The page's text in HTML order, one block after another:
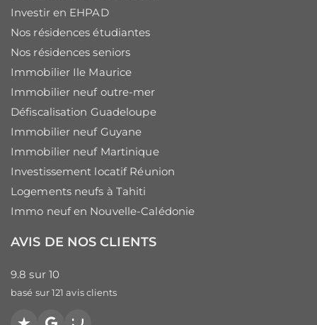
Investir en EHPAD
Nos résidences étudiantes
Nos résidences seniors
Immobilier Ile Maurice
Immobilier neuf outre-mer
Défiscalisation Guadeloupe
Immobilier neuf Guyane
Immobilier neuf Martinique
Investissement locatif Réunion
Logements neufs à Tahiti
Immo neuf en Nouvelle-Calédonie
AVIS DE NOS CLIENTS
9.8 sur 10
basé sur 121 avis clients